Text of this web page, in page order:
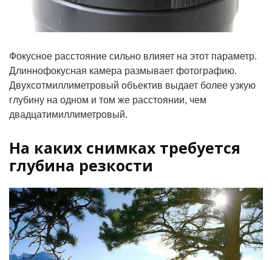
Фокусное расстояние сильно влияет на этот параметр.
Длиннофокусная камера размывает фотографию.
Двухсотмиллиметровый объектив выдает более узкую
глубину на одном и том же расстоянии, чем
двадцатимиллиметровый.
На каких снимках требуется
глубина резкости